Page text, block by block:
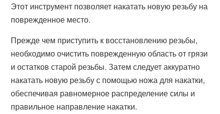
Этот инструмент позволяет накатать новую резьбу на
поврежденное место.
Прежде чем приступить к восстановлению резьбы,
необходимо очистить поврежденную область от грязи
и остатков старой резьбы. Затем следует аккуратно
накатать новую резьбу с помощью ножа для накатки,
обеспечивая равномерное распределение силы и
правильное направление накатки.